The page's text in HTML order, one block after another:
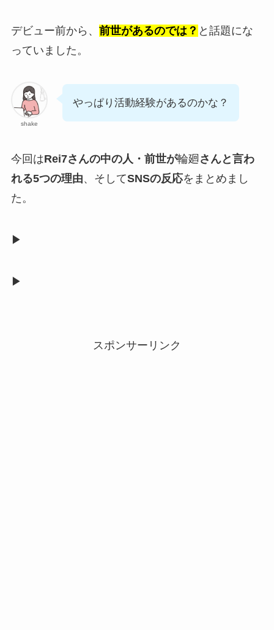
デビュー前から、 前世があるのでは？ と話題にな
っていました。
shake
やっぱり活動経験があるのかな？
今回はRei7さんの中の人・前世が輪廻 さんと言わ
れる5つの理由、そしてSNSの反応をまとめまし
た。
▶︎
▶︎
スポンサーリンク